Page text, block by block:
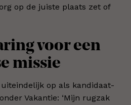
op de juiste plaats zet of
voor een
missie
op als kandidaat-
Vakantie: ‘Mijn rugzak